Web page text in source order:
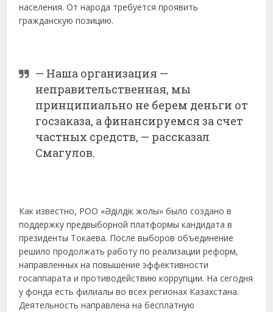
населения. От народа требуется проявить
гражданскую позицию.
— Наша организация —
неправительственная, мы
принципиально не берем деньги от
госзаказа, а финансируемся за счет
частных средств, — рассказал
Смагулов.
Как известно, РОО «Әділдік жолы» было создано в
поддержку предвыборной платформы кандидата в
президенты Токаева. После выборов объединение
решило продолжать работу по реализации реформ,
направленных на повышение эффективности
госаппарата и противодействию коррупции. На сегодня
у фонда есть филиалы во всех регионах Казахстана.
Деятельность направлена на бесплатную